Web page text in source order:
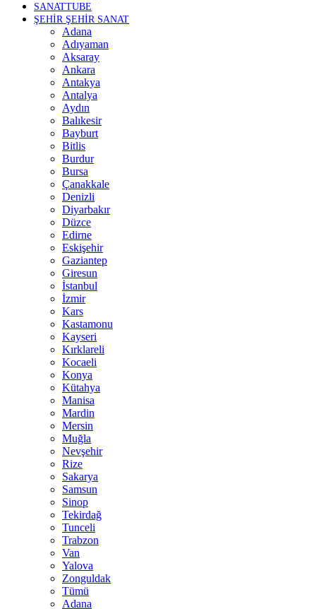
SANATTUBE
ŞEHİR ŞEHİR SANAT
Adana
Adıyaman
Aksaray
Ankara
Antakya
Antalya
Aydın
Balıkesir
Bayburt
Bitlis
Burdur
Bursa
Çanakkale
Denizli
Diyarbakır
Düzce
Edirne
Eskişehir
Gaziantep
Giresun
İstanbul
İzmir
Kars
Kastamonu
Kayseri
Kırklareli
Kocaeli
Konya
Kütahya
Manisa
Mardin
Mersin
Muğla
Nevşehir
Rize
Sakarya
Samsun
Sinop
Tekirdağ
Tunceli
Trabzon
Van
Yalova
Zonguldak
Tümü
Adana